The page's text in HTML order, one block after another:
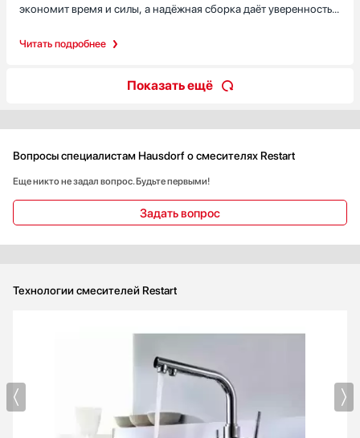
Читать подробнее
экономит время и силы, а надёжная сборка даёт уверенность в
гармонично вписался в интерьер. Если вы ищете
Показать ещё
Вопросы специалистам Hausdorf о смесителях Restart
Еще никто не задал вопрос. Будьте первыми!
Задать вопрос
Технологии смесителей Restart